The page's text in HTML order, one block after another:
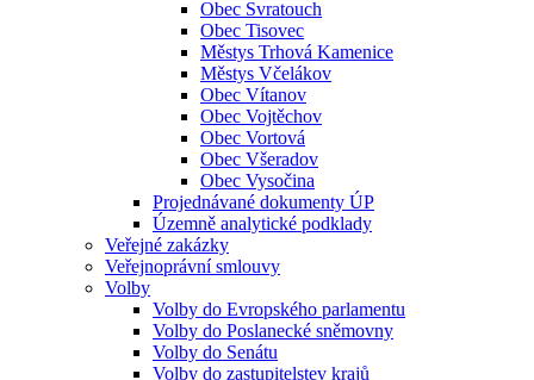
Obec Svratouch
Obec Tisovec
Městys Trhová Kamenice
Městys Včelákov
Obec Vítanov
Obec Vojtěchov
Obec Vortová
Obec Všeradov
Obec Vysočina
Projednávané dokumenty ÚP
Územně analytické podklady
Veřejné zakázky
Veřejnoprávní smlouvy
Volby
Volby do Evropského parlamentu
Volby do Poslanecké sněmovny
Volby do Senátu
Volby do zastupitelstev krajů